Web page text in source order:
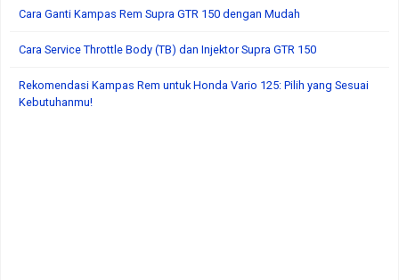
Cara Ganti Kampas Rem Supra GTR 150 dengan Mudah
Cara Service Throttle Body (TB) dan Injektor Supra GTR 150
Rekomendasi Kampas Rem untuk Honda Vario 125: Pilih yang Sesuai
Kebutuhanmu!